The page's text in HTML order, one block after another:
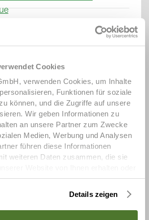
Cookies
verwenden Cookies, um Inhalte
Funktionen für soziale
können, und die Zugriffe auf unsere
Wir geben Informationen zu
an unsere Partner zum Zwecke
Medien, Werbung und Analysen
führen diese Informationen
weiteren Daten zusammen, die sie
Um diese Cookies zu nutzen,
Einwilligung welche Sie uns mit Klick
Sie können Ihre erteilte Einwilligung
jederzeit für die Zukunft
Details zeigen
vie (>35 ans)
des joueurs grâce à l'élasticité
réutilisation directe du matériau
nouvelles constructions